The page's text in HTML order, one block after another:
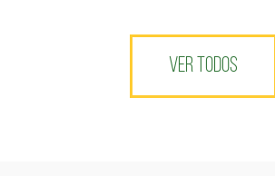
VER TODOS